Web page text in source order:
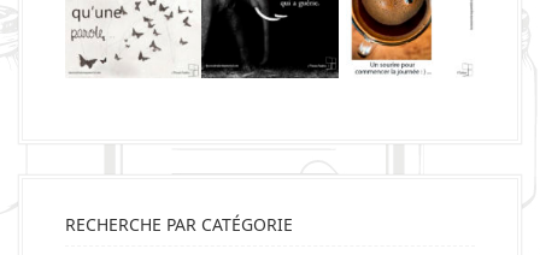
RECHERCHE PAR CATÉGORIE